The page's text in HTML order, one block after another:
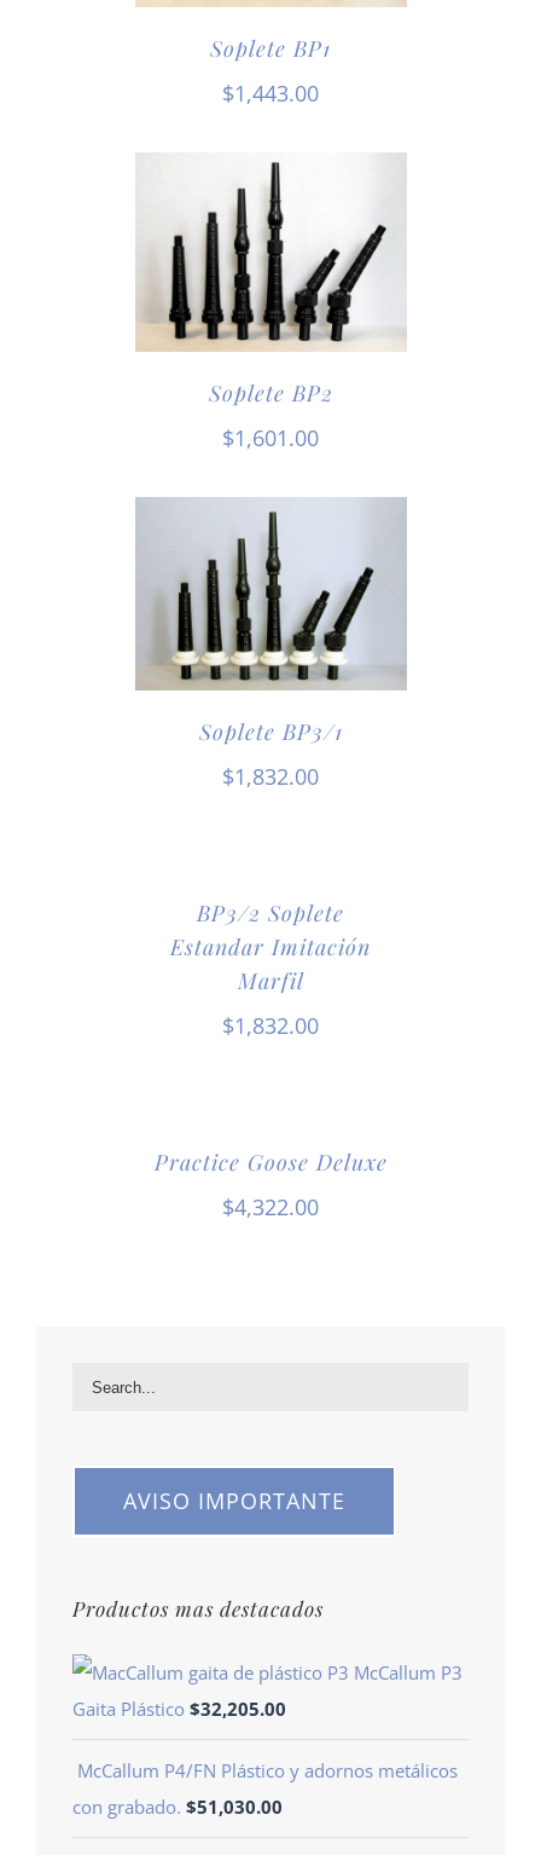
Soplete BP1
$1,443.00
Soplete BP2
$1,601.00
Soplete BP3/1
$1,832.00
BP3/2 Soplete
Estandar Imitación
Marfil
$1,832.00
Practice Goose Deluxe
$4,322.00
AVISO IMPORTANTE
Productos mas destacados
McCallum P3
Gaita Plástico $32,205.00
McCallum P4/FN Plástico y adornos metálicos
con grabado. $51,030.00